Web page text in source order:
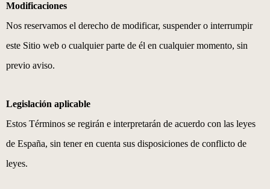
Modificaciones
Nos reservamos el derecho de modificar, suspender o interrumpir
este Sitio web o cualquier parte de él en cualquier momento, sin
previo aviso.
Legislación aplicable
Estos Términos se regirán e interpretarán de acuerdo con las leyes
de España, sin tener en cuenta sus disposiciones de conflicto de
leyes.